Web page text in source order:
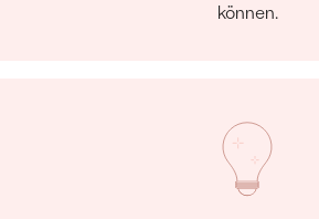
können.